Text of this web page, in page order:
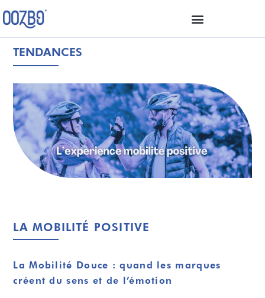
TENDANCES
LA MOBILITÉ POSITIVE
La Mobilité Douce : quand les marques
créent du sens et de l’émotion